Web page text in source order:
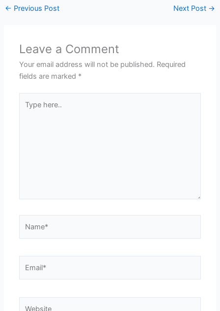
← Previous Post Next Post →
Leave a Comment
Your email address will not be published. Required
fields are marked *
here..